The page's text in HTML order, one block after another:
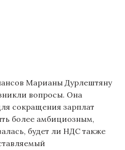
Марианы Дурлештяну
вопросы. Она
сокращения зарплат
более амбициозным,
будет ли НДС также